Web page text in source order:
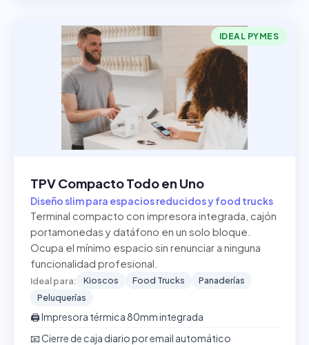
IDEAL PYMES
TPV Compacto Todo en Uno
Diseño slim para espacios reducidos y food trucks
Terminal compacto con impresora integrada, cajón
portamonedas y datáfono en un solo bloque.
Ocupa el mínimo espacio sin renunciar a ninguna
funcionalidad profesional.
Ideal para: Kioscos Food Trucks
Panaderías
Peluquerías
🖨️ Impresora térmica 80mm integrada
📧 Cierre de caja diario por email automático